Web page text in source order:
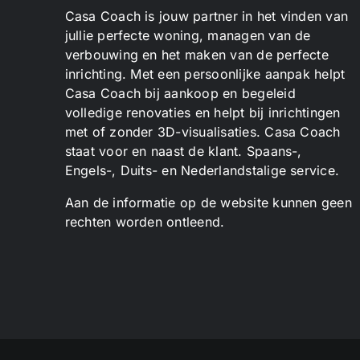
Casa Coach is jouw partner in het vinden van
jullie perfecte woning, managen van de
verbouwing en het maken van de perfecte
inrichting. Met een persoonlijke aanpak helpt
Casa Coach bij aankoop en begeleid
volledige renovaties en helpt bij inrichtingen
met of zonder 3D-visualisaties. Casa Coach
staat voor en naast de klant. Spaans-,
Engels-, Duits- en Nederlandstalige service.
Aan de informatie op de website kunnen geen
rechten worden ontleend.